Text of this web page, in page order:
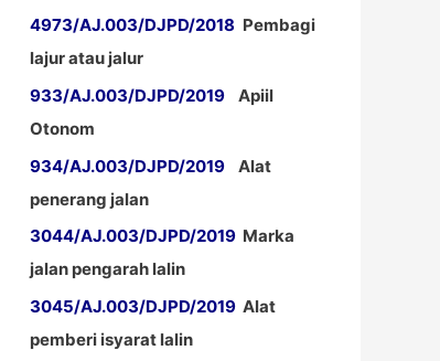
4973/AJ.003/DJPD/2018 Pembagi
lajur atau jalur
933/AJ.003/DJPD/2019 Apiil
Otonom
934/AJ.003/DJPD/2019 Alat
penerang jalan
3044/AJ.003/DJPD/2019 Marka
jalan pengarah lalin
3045/AJ.003/DJPD/2019 Alat
pemberi isyarat lalin